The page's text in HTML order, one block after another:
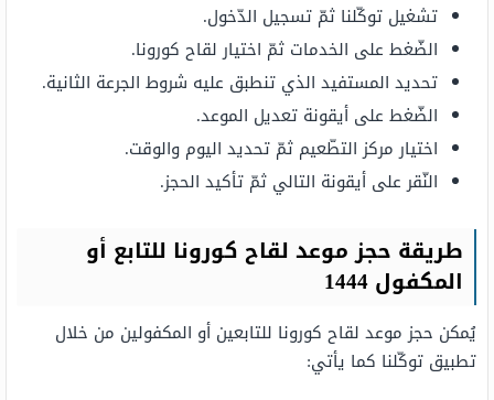
تشغيل توكّلنا ثمّ تسجيل الدّخول.
الضّغط على الخدمات ثمّ اختيار لقاح كورونا.
تحديد المستفيد الذي تنطبق عليه شروط الجرعة الثانية.
الضّغط على أيقونة تعديل الموعد.
اختيار مركز التطّعيم ثمّ تحديد اليوم والوقت.
النّقر على أيقونة التالي ثمّ تأكيد الحجز.
طريقة حجز موعد لقاح كورونا للتابع أو
المكفول 1444
يُمكن حجز موعد لقاح كورونا للتابعين أو المكفولين من خلال
تطبيق توكّلنا كما يأتي: